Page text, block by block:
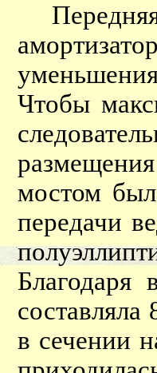
Передняя
Чтобы
мостом
передачи
Благодаря
в сечении